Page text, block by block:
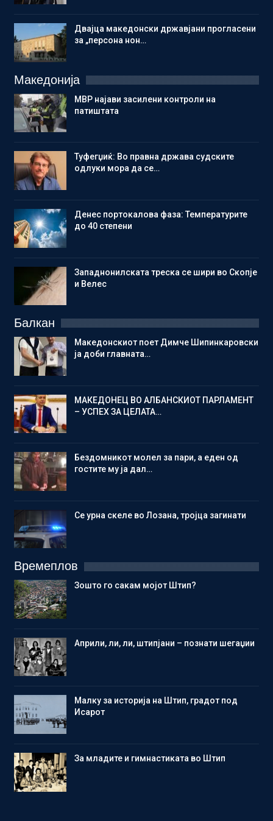
Двајца македонски државјани прогласени
за „персона нон…
Македонија
МВР најави засилени контроли на
патиштата
Туфегџиќ: Во правна држава судските
одлуки мора да се…
Денес портокалова фаза: Температурите
до 40 степени
Западнонилската треска се шири во Скопје
и Велес
Балкан
Македонскиот поет Димче Шипинкаровски
ја доби главната…
МАКЕДОНЕЦ ВО АЛБАНСКИОТ ПАРЛАМЕНТ
– УСПЕХ ЗА ЦЕЛАТА…
Бездомникот молел за пари, а еден од
гостите му ја дал…
Се урна скеле во Лозана, тројца загинати
Времеплов
Зошто го сакам мојот Штип?
Aприли, ли, ли, штипјани – познати шегаџии
Малку за историја на Штип, градот под
Исарот
Зa младите и гимнастиката во Штип